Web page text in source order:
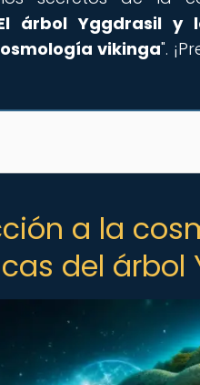
árbol Yggdrasil y
vikinga".
a la
del árbol